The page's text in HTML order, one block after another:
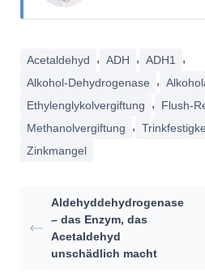
Acetaldehyd , ADH , ADH1 ,
Alkohol-Dehydrogenase ,
Ethylenglykolvergiftung , Flush-
Methanolvergiftung ,
Zinkmangel
Aldehyddehydrogenase
– das Enzym, das
Acetaldehyd
unschädlich macht